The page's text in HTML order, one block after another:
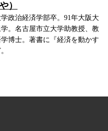
）
政治経済学部卒。91年大阪大
。名古屋市立大学助教授、教
博士。著書に『経済を動かす